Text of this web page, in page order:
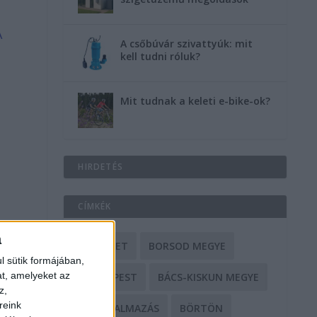
sütik formájában,
amelyeket az
A csőbúvár szivattyúk: mit
kell tudni róluk?
Mit tudnak a keleti e-bike-ok?
HIRDETÉS
CÍMKÉK
BALESET BORSOD MEGYE
BUDAPEST BÁCS-KISKUN MEGYE
BÁNTALMAZÁS BÖRTÖN